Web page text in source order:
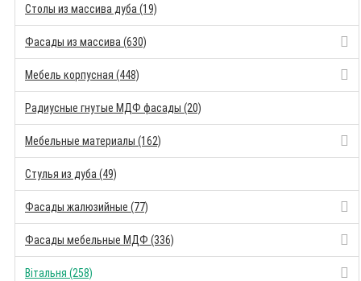
Столы из массива дуба (19)
Фасады из массива (630)
Мебель корпусная (448)
Радиусные гнутые МДФ фасады (20)
Мебельные материалы (162)
Стулья из дуба (49)
Фасады жалюзийные (77)
Фасады мебельные МДФ (336)
Вітальня (258)